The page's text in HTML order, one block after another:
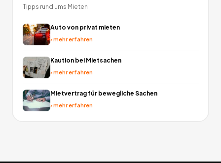
Tipps rund ums Mieten
Auto von privat mieten
›mehr erfahren
Kaution bei Mietsachen
›mehr erfahren
Mietvertrag für bewegliche Sachen
›mehr erfahren